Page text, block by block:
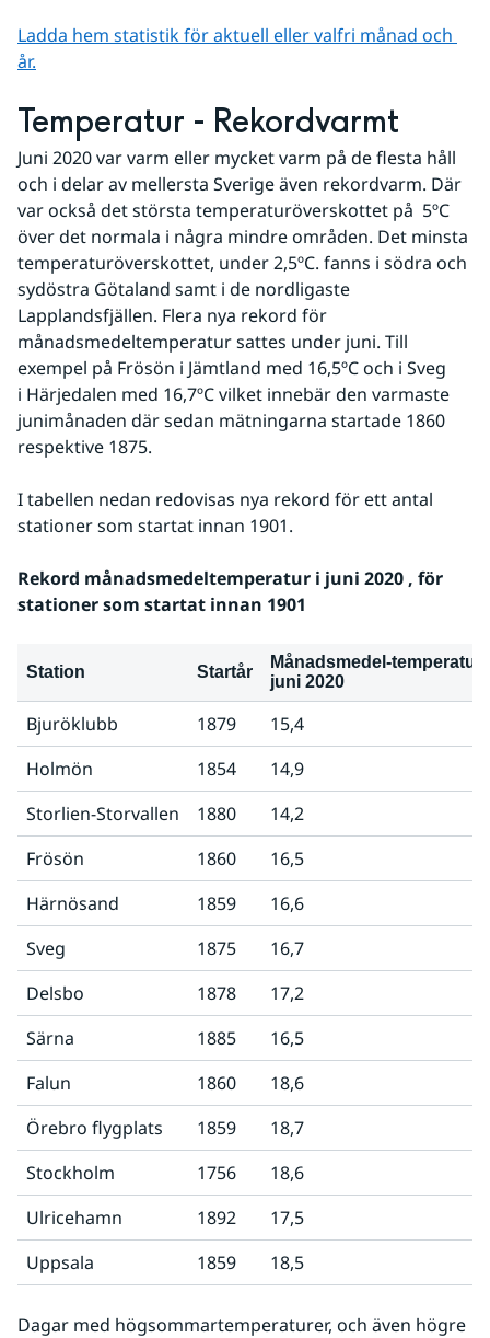
Ladda hem statistik för aktuell eller valfri månad och
år.
Temperatur - Rekordvarmt
Juni 2020 var varm eller mycket varm på de flesta håll
och i delar av mellersta Sverige även rekordvarm. Där
var också det största temperaturöverskottet på  5ºC
över det normala i några mindre områden. Det minsta
temperaturöverskottet, under 2,5ºC. fanns i södra och
sydöstra Götaland samt i de nordligaste
Lapplandsfjällen. Flera nya rekord för
månadsmedeltemperatur sattes under juni. Till
exempel på Frösön i Jämtland med 16,5ºC och i Sveg
i Härjedalen med 16,7ºC vilket innebär den varmaste
junimånaden där sedan mätningarna startade 1860
respektive 1875.
I tabellen nedan redovisas nya rekord för ett antal
stationer som startat innan 1901.
Rekord månadsmedeltemperatur i juni 2020 , för
stationer som startat innan 1901
Station Startår
Månadsmedel-temperatur
juni 2020
Bjuröklubb 1879
15,4
Holmön
1854
14,9
Storlien-Storvallen
1880
14,2
Frösön
1860
16,5
Härnösand
1859
16,6
Sveg
1875
16,7
Delsbo
1878
17,2
Särna
1885
16,5
Falun
1860
18,6
Örebro flygplats
1859
18,7
Stockholm
1756
18,6
Ulricehamn
1892
17,5
Uppsala
1859 18,5
Dagar med högsommartemperaturer, och även högre